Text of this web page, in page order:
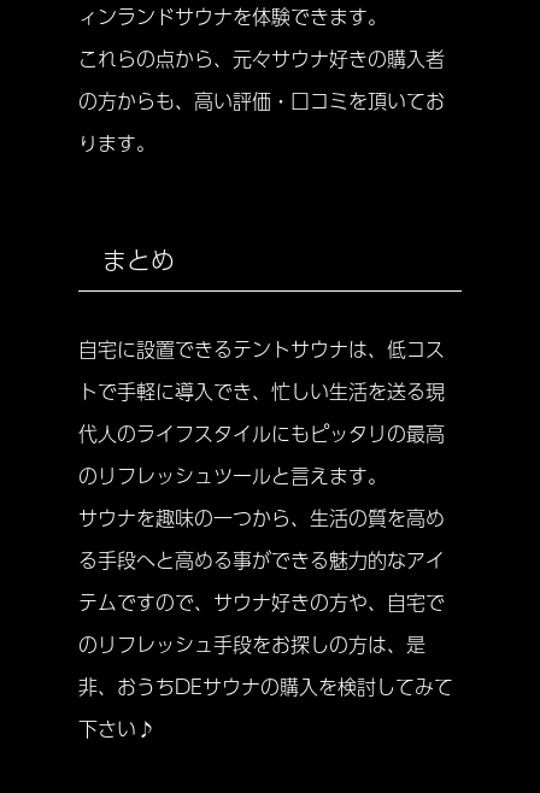
ィンランドサウナを体験できます。
これらの点から、元々サウナ好きの購入者
の方からも、高い評価・口コミを頂いてお
ります。
まとめ
自宅に設置できるテントサウナは、低コス
トで手軽に導入でき、忙しい生活を送る現
代人のライフスタイルにもピッタリの最高
のリフレッシュツールと言えます。
サウナを趣味の一つから、生活の質を高め
る手段へと高める事ができる魅力的なアイ
テムですので、サウナ好きの方や、自宅で
のリフレッシュ手段をお探しの方は、是
非、おうちDEサウナの購入を検討してみて
下さい♪